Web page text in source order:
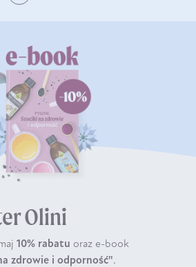
Olini
10% rabatu oraz e-book
zdrowie i odporność".